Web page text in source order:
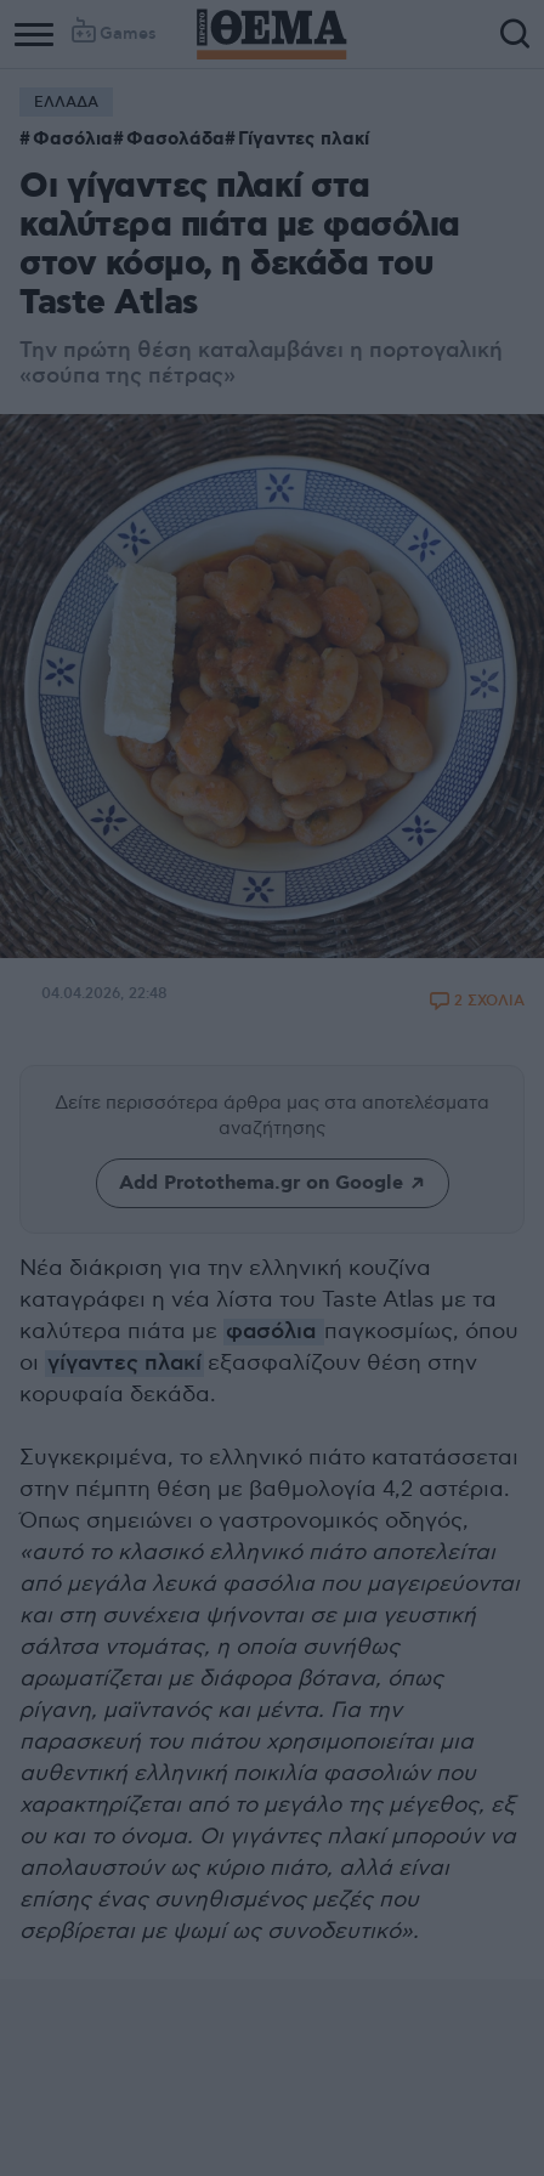
Games
ΕΛΛΑΔΑ
Φασόλια Φασολάδα Γίγαντες πλακί
Οι γίγαντες πλακί στα
καλύτερα πιάτα με φασόλια
στον κόσμο, η δεκάδα του
Taste Atlas
Την πρώτη θέση καταλαμβάνει η πορτογαλική
«σούπα της πέτρας»
04.04.2026, 22:48 2 ΣΧΟΛΙΑ
Δείτε περισσότερα άρθρα μας στα αποτελέσματα
αναζήτησης
Add Protothema.gr on Google
Νέα διάκριση για την ελληνική κουζίνα
καταγράφει η νέα λίστα του Taste Atlas με τα
καλύτερα πιάτα με φασόλια παγκοσμίως, όπου
οι γίγαντες πλακί εξασφαλίζουν θέση στην
κορυφαία δεκάδα.
Συγκεκριμένα, το ελληνικό πιάτο κατατάσσεται
στην πέμπτη θέση με βαθμολογία 4,2 αστέρια.
Όπως σημειώνει ο γαστρονομικός οδηγός,
«αυτό το κλασικό ελληνικό πιάτο αποτελείται
από μεγάλα λευκά φασόλια που μαγειρεύονται
και στη συνέχεια ψήνονται σε μια γευστική
σάλτσα ντομάτας, η οποία συνήθως
αρωματίζεται με διάφορα βότανα, όπως
ρίγανη, μαϊντανός και μέντα. Για την
παρασκευή του πιάτου χρησιμοποιείται μια
αυθεντική ελληνική ποικιλία φασολιών που
χαρακτηρίζεται από το μεγάλο της μέγεθος, εξ
ου και το όνομα. Οι γιγάντες πλακί μπορούν να
απολαυστούν ως κύριο πιάτο, αλλά είναι
επίσης ένας συνηθισμένος μεζές που
σερβίρεται με ψωμί ως συνοδευτικό».